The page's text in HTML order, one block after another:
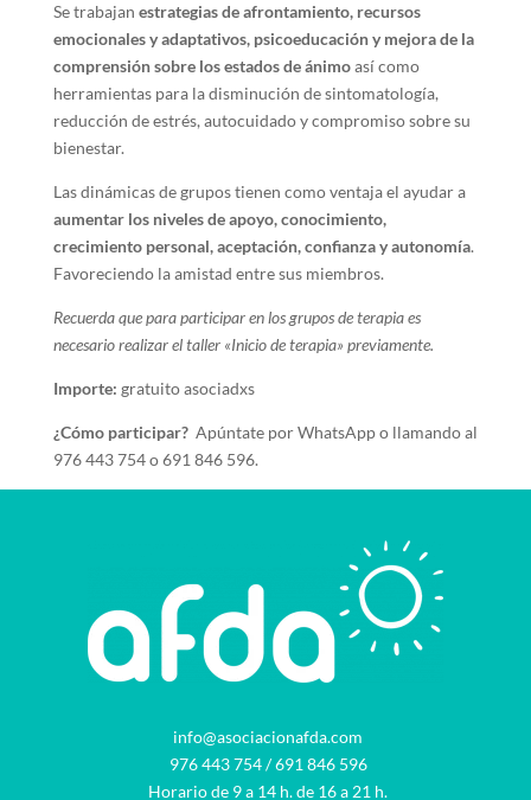
Se trabajan estrategias de afrontamiento, recursos
emocionales y adaptativos, psicoeducación y mejora de la
comprensión sobre los estados de ánimoasí como
herramientas para la disminución de sintomatología,
reducción de estrés, autocuidado y compromiso sobre su
bienestar.
Las dinámicas de grupos tienen como ventaja el ayudar a
aumentar los niveles de apoyo, conocimiento,
crecimiento personal, aceptación, confianza y autonomía.
Favoreciendo la amistad entre sus miembros.
Recuerda que para participar en los grupos de terapia es
necesario realizar el taller «Inicio de terapia» previamente.
Importe: gratuito asociadxs
¿Cómo participar? Apúntate por WhatsApp o llamando al
976 443 754 o 691 846 596.
info@asociacionafda.com
976 443 754/691 846 596
Horario de 9 a 14 h. de 16 a 21 h.